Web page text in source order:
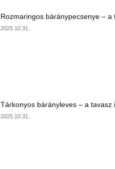
Rozmaringos báránypecsenye – a
2025.10.31.
Tárkonyos bárányleves – a tavasz
2025.10.31.